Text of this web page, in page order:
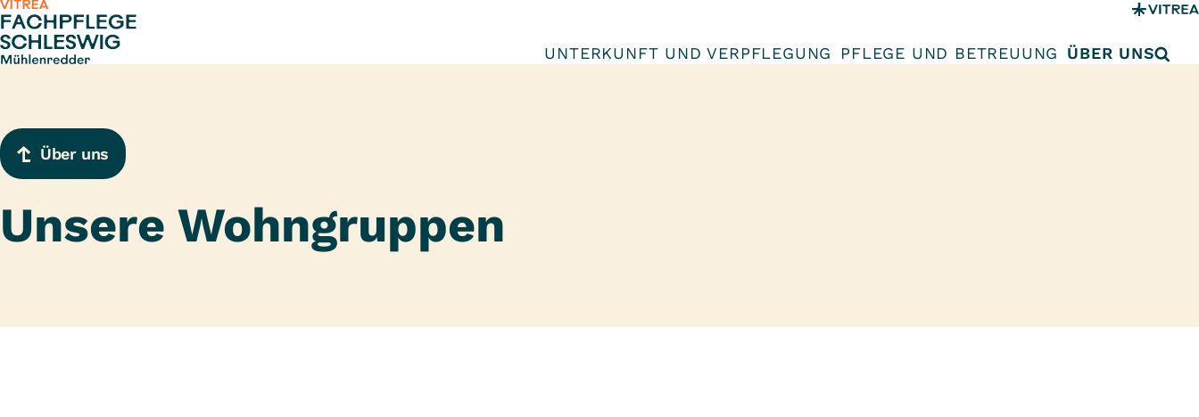
Zum Inhalt springen
UNTERKUNFT UND VERPFLEGUNG PFLEGE UND BETREUUNG ÜBER UNS
Über uns
Unsere Wohngruppen